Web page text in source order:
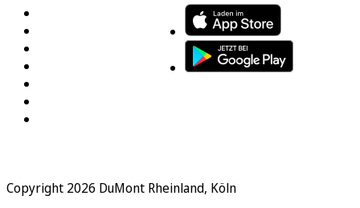
Copyright 2026 DuMont Rheinland, Köln